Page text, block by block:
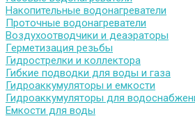
Накопительные водонагреватели
Проточные водонагреватели
Воздухоотводчики и деаэраторы
Герметизация резьбы
Гидрострелки и коллектора
Гибкие подводки для воды и газа
Гидроаккумуляторы и емкости
Гидроаккумуляторы для
Емкости для воды